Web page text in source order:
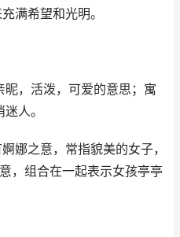
满希望和光明。
，活泼，可爱的意思；寓
人。
娜之意，常指貌美的女子，
，组合在一起表示女孩亭亭